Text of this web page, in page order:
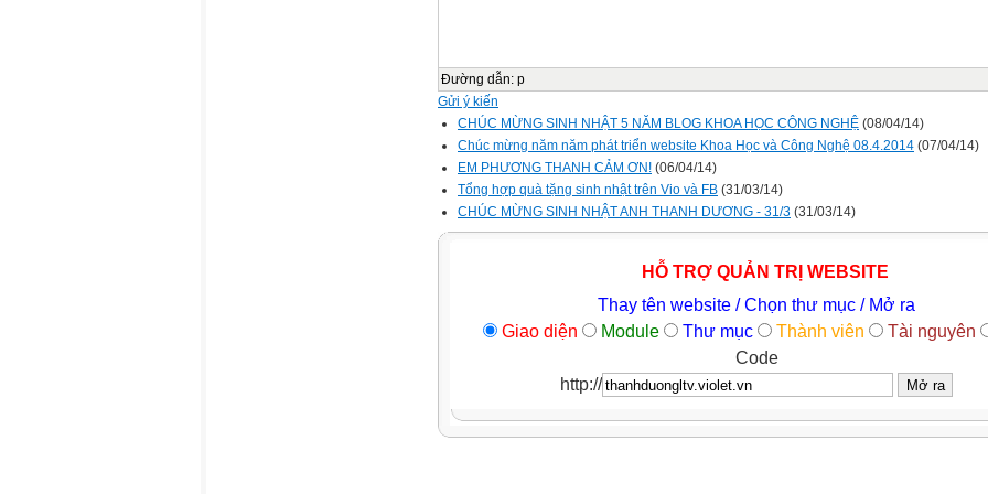
Đường dẫn: p
Gửi ý kiến
CHÚC MỪNG SINH NHẬT 5 NĂM BLOG KHOA HỌC CÔNG NGHỆ (08/04/14)
Chúc mừng năm năm phát triển website Khoa Học và Công Nghệ 08.4.2014 (07/04/14)
EM PHƯƠNG THANH CẢM ƠN! (06/04/14)
Tổng hợp quà tặng sinh nhật trên Vio và FB (31/03/14)
CHÚC MỪNG SINH NHẬT ANH THANH DƯƠNG - 31/3 (31/03/14)
HỖ TRỢ QUẢN TRỊ WEBSITE
Thay tên website / Chọn thư mục / Mở ra
Giao diện
Module Thư mục Thành viên
Tài nguyên
Code
http://